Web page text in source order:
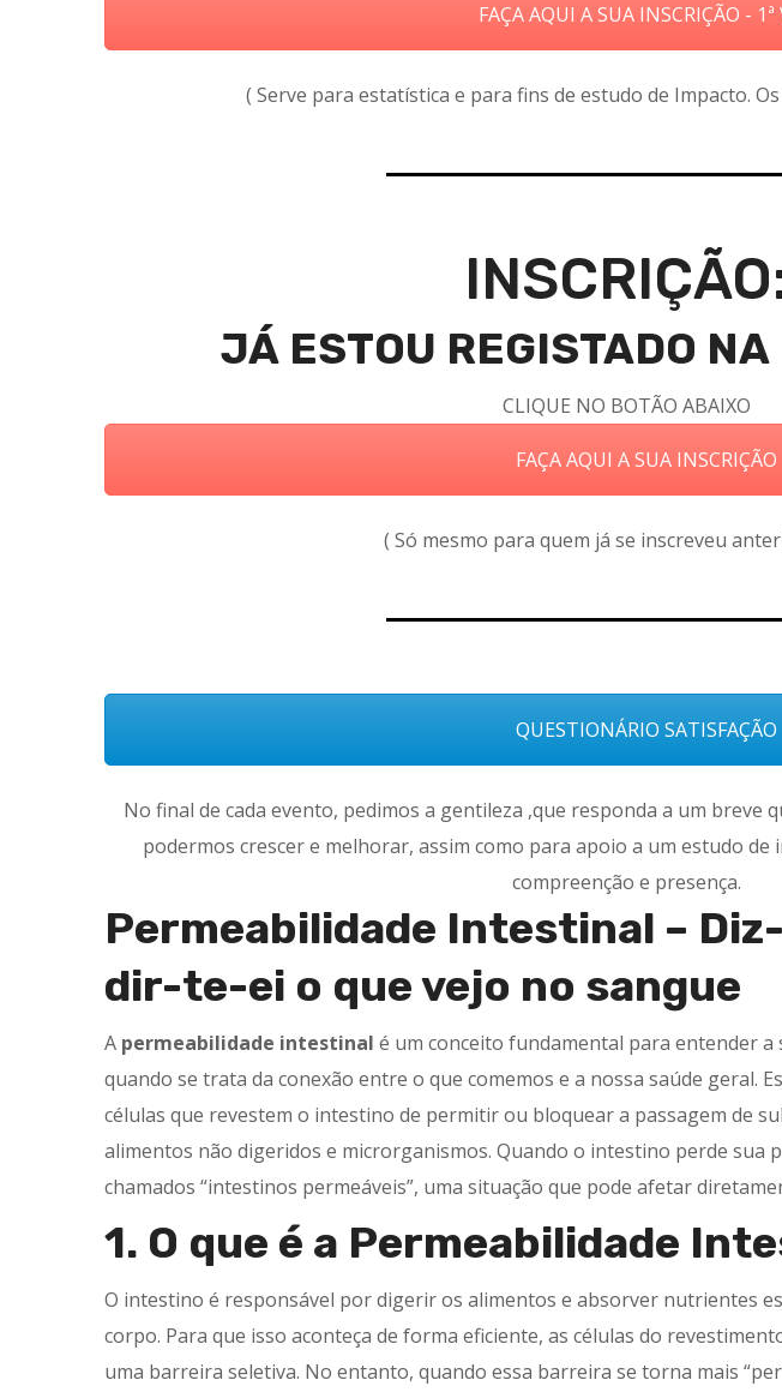
FAÇA AQUI A SUA INSCRIÇÃO - 1ª
( Serve para estatística e para fins de estudo de Impacto.
JÁ ESTOU REGISTADO
CLIQUE NO BOTÃO ABAIXO
FAÇA AQUI A SUA INSCRIÇÃO
( Só mesmo para quem já se inscreveu
QUESTIONÁRIO SATISFAÇÃO
No final de cada evento, pedimos a gentileza ,que responda a um breve
podermos crescer e melhorar, assim como para apoio a um estudo de
compreenção e presença.
Permeabilidade Intestinal –
dir-te-ei o que vejo no sangue
A permeabilidade intestinal é um conceito fundamental para entender
quando se trata da conexão entre o que comemos e a nossa saúde geral.
células que revestem o intestino de permitir ou bloquear a passagem de
alimentos não digeridos e microrganismos. Quando o intestino perde sua
chamados “intestinos permeáveis”, uma situação que pode afetar
1. O que é a Permeabilidade
O intestino é responsável por digerir os alimentos e absorver nutrientes
corpo. Para que isso aconteça de forma eficiente, as células do
uma barreira seletiva. No entanto, quando essa barreira se torna mais